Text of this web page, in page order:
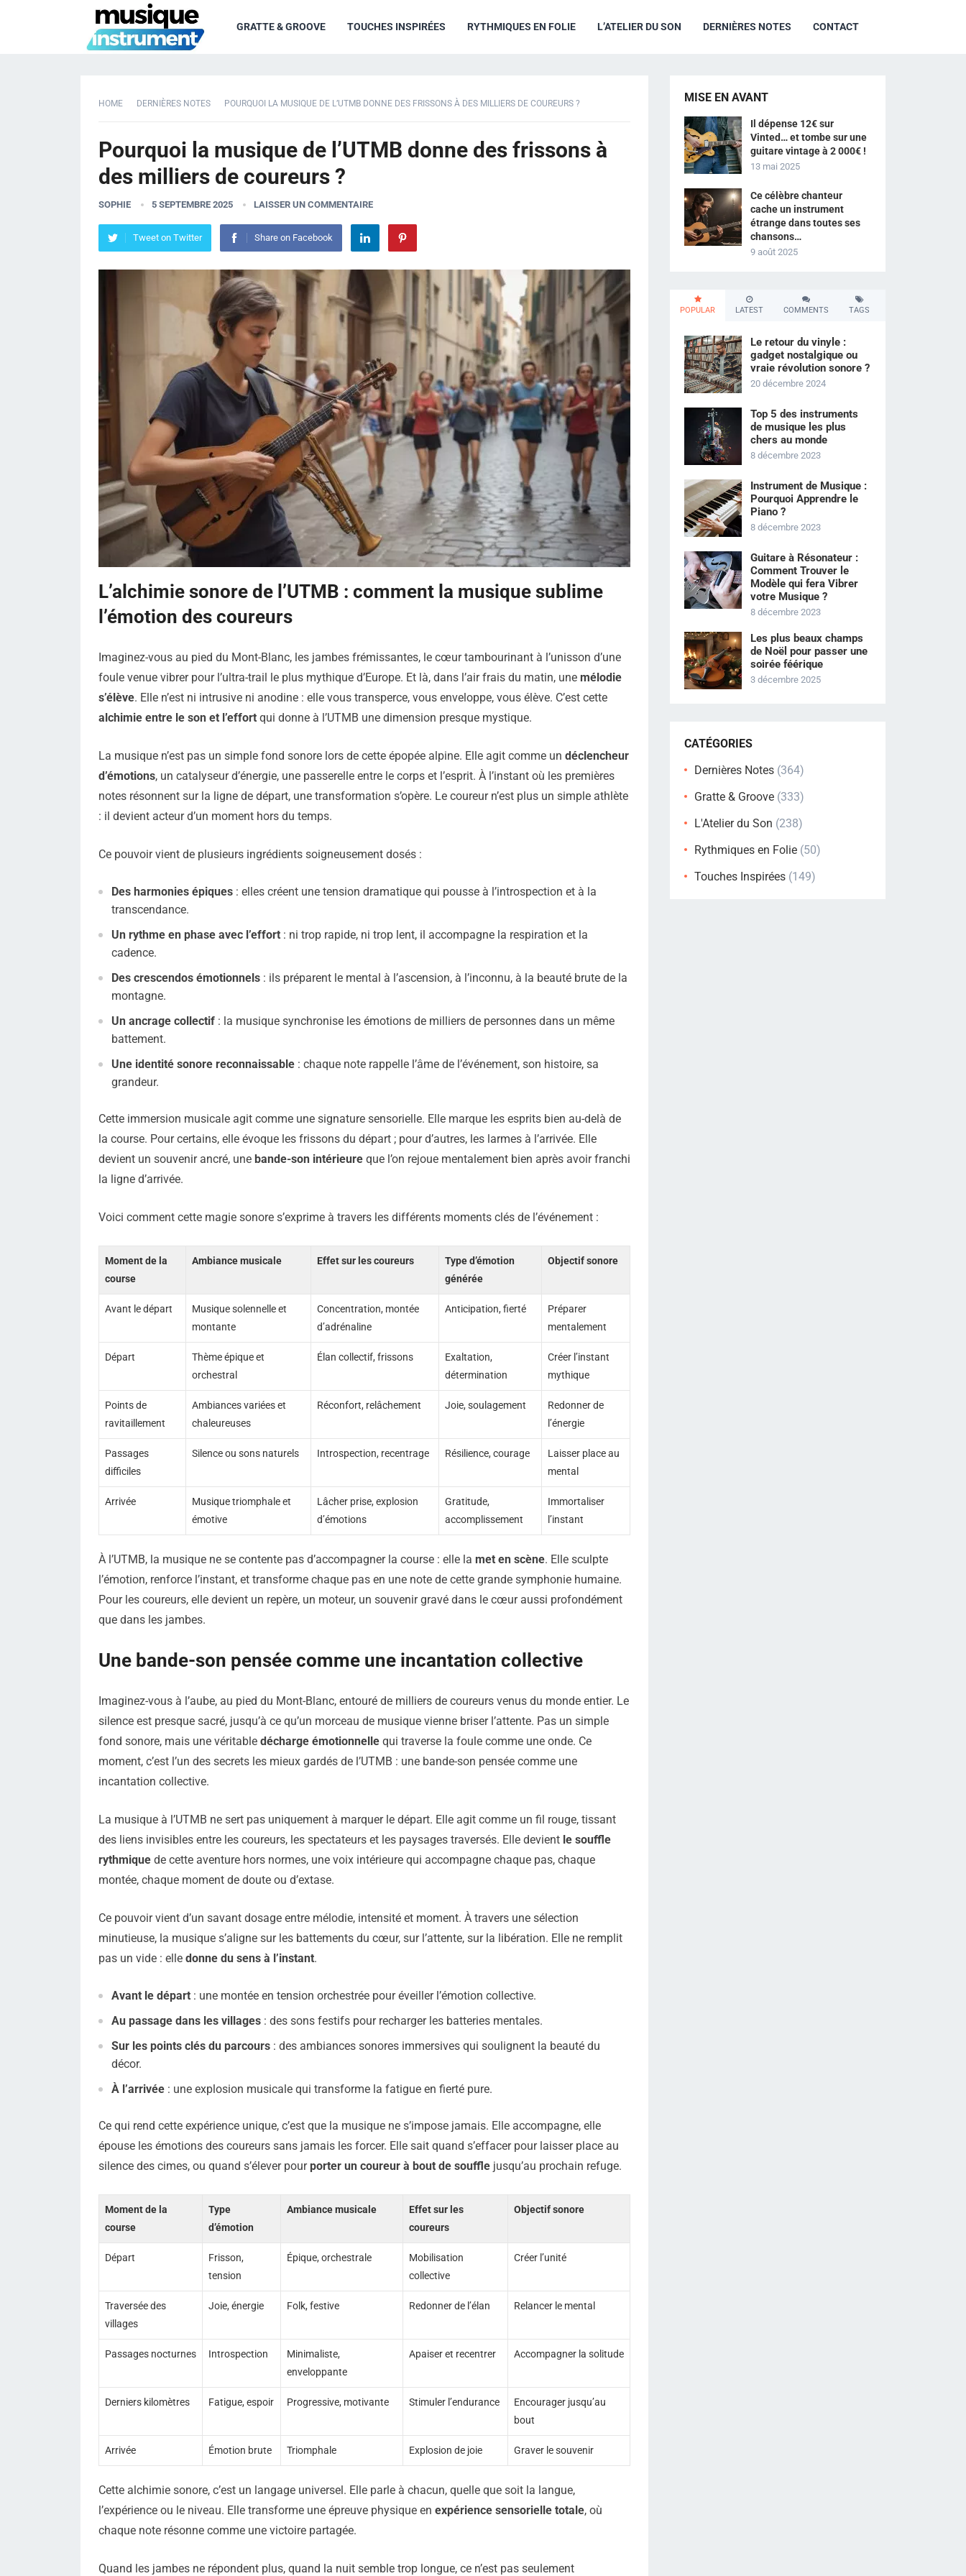
GRATTE & GROOVE TOUCHES INSPIRÉES RYTHMIQUES EN FOLIE L’ATELIER DU SON DERNIÈRES NOTES CONTACT
HOME DERNIÈRES NOTES POURQUOI LA MUSIQUE DE L’UTMB DONNE DES FRISSONS À DES MILLIERS DE COUREURS ?
Pourquoi la musique de l’UTMB donne des frissons à
des milliers de coureurs ?
SOPHIE 5 SEPTEMBRE 2025 LAISSER UN COMMENTAIRE
Tweet on Twitter Share on Facebook
L’alchimie sonore de l’UTMB : comment la musique sublime
l’émotion des coureurs
Imaginez-vous au pied du Mont-Blanc, les jambes frémissantes, le cœur tambourinant à l’unisson d’une
foule venue vibrer pour l’ultra-trail le plus mythique d’Europe. Et là, dans l’air frais du matin, une mélodie
s’élève. Elle n’est ni intrusive ni anodine : elle vous transperce, vous enveloppe, vous élève. C’est cette
alchimie entre le son et l’effort qui donne à l’UTMB une dimension presque mystique.
La musique n’est pas un simple fond sonore lors de cette épopée alpine. Elle agit comme un déclencheur
d’émotions, un catalyseur d’énergie, une passerelle entre le corps et l’esprit. À l’instant où les premières
notes résonnent sur la ligne de départ, une transformation s’opère. Le coureur n’est plus un simple athlète
: il devient acteur d’un moment hors du temps.
Ce pouvoir vient de plusieurs ingrédients soigneusement dosés :
Des harmonies épiques : elles créent une tension dramatique qui pousse à l’introspection et à la
transcendance.
Un rythme en phase avec l’effort : ni trop rapide, ni trop lent, il accompagne la respiration et la
cadence.
Des crescendos émotionnels : ils préparent le mental à l’ascension, à l’inconnu, à la beauté brute de la
montagne.
Un ancrage collectif : la musique synchronise les émotions de milliers de personnes dans un même
battement.
Une identité sonore reconnaissable : chaque note rappelle l’âme de l’événement, son histoire, sa
grandeur.
Cette immersion musicale agit comme une signature sensorielle. Elle marque les esprits bien au-delà de
la course. Pour certains, elle évoque les frissons du départ ; pour d’autres, les larmes à l’arrivée. Elle
devient un souvenir ancré, une bande-son intérieure que l’on rejoue mentalement bien après avoir franchi
la ligne d’arrivée.
Voici comment cette magie sonore s’exprime à travers les différents moments clés de l’événement :
Moment de la
course
Ambiance musicale Effet sur les coureurs
Type d’émotion
générée
Objectif sonore
Avant le départ
Musique solennelle et
montante
Concentration, montée
d’adrénaline
Anticipation, fierté
Préparer
mentalement
Départ
Thème épique et
orchestral
Élan collectif, frissons
Exaltation,
détermination
Créer l’instant
mythique
Points de
ravitaillement
Ambiances variées et
chaleureuses
Réconfort, relâchement Joie, soulagement
Redonner de
l’énergie
Passages
difficiles
Silence ou sons naturels Introspection, recentrage Résilience, courage
Laisser place au
mental
Arrivée
Musique triomphale et
émotive
Lâcher prise, explosion
d’émotions
Gratitude,
accomplissement
Immortaliser
l’instant
À l’UTMB, la musique ne se contente pas d’accompagner la course : elle la met en scène. Elle sculpte
l’émotion, renforce l’instant, et transforme chaque pas en une note de cette grande symphonie humaine.
Pour les coureurs, elle devient un repère, un moteur, un souvenir gravé dans le cœur aussi profondément
que dans les jambes.
Une bande-son pensée comme une incantation collective
Imaginez-vous à l’aube, au pied du Mont-Blanc, entouré de milliers de coureurs venus du monde entier. Le
silence est presque sacré, jusqu’à ce qu’un morceau de musique vienne briser l’attente. Pas un simple
fond sonore, mais une véritable décharge émotionnelle qui traverse la foule comme une onde. Ce
moment, c’est l’un des secrets les mieux gardés de l’UTMB : une bande-son pensée comme une
incantation collective.
La musique à l’UTMB ne sert pas uniquement à marquer le départ. Elle agit comme un fil rouge, tissant
des liens invisibles entre les coureurs, les spectateurs et les paysages traversés. Elle devient le souffle
rythmique de cette aventure hors normes, une voix intérieure qui accompagne chaque pas, chaque
montée, chaque moment de doute ou d’extase.
Ce pouvoir vient d’un savant dosage entre mélodie, intensité et moment. À travers une sélection
minutieuse, la musique s’aligne sur les battements du cœur, sur l’attente, sur la libération. Elle ne remplit
pas un vide : elle donne du sens à l’instant.
Avant le départ : une montée en tension orchestrée pour éveiller l’émotion collective.
Au passage dans les villages : des sons festifs pour recharger les batteries mentales.
Sur les points clés du parcours : des ambiances sonores immersives qui soulignent la beauté du
décor.
À l’arrivée : une explosion musicale qui transforme la fatigue en fierté pure.
Ce qui rend cette expérience unique, c’est que la musique ne s’impose jamais. Elle accompagne, elle
épouse les émotions des coureurs sans jamais les forcer. Elle sait quand s’effacer pour laisser place au
silence des cimes, ou quand s’élever pourporter un coureur à bout de souffle jusqu’au prochain refuge.
Moment de la
course
Type
d’émotion
Ambiance musicale
Effet sur les
coureurs
Objectif sonore
Départ
Frisson,
tension
Épique, orchestrale
Mobilisation
collective
Créer l’unité
Traversée des
villages
Joie, énergie Folk, festive Redonner de l’élan Relancer le mental
Passages nocturnes Introspection
Minimaliste,
enveloppante
Apaiser et recentrer Accompagner la solitude
Derniers kilomètres Fatigue, espoir Progressive, motivante Stimuler l’endurance
Encourager jusqu’au
bout
Arrivée Émotion brute Triomphale Explosion de joie Graver le souvenir
Cette alchimie sonore, c’est un langage universel. Elle parle à chacun, quelle que soit la langue,
l’expérience ou le niveau. Elle transforme une épreuve physique en expérience sensorielle totale, où
chaque note résonne comme une victoire partagée.
Quand les jambes ne répondent plus, quand la nuit semble trop longue, ce n’est pas seulement
MISE EN AVANT
Il dépense 12€ sur
Vinted… et tombe sur une
guitare vintage à 2 000€ !
13 mai 2025
Ce célèbre chanteur
cache un instrument
étrange dans toutes ses
chansons…
9 août 2025
POPULAR LATEST COMMENTS TAGS
Le retour du vinyle :
gadget nostalgique ou
vraie révolution sonore ?
20 décembre 2024
Top 5 des instruments
de musique les plus
chers au monde
8 décembre 2023
Instrument de Musique :
Pourquoi Apprendre le
Piano ?
8 décembre 2023
Guitare à Résonateur :
Comment Trouver le
Modèle qui fera Vibrer
votre Musique ?
8 décembre 2023
Les plus beaux champs
de Noël pour passer une
soirée féérique
3 décembre 2025
CATÉGORIES
Dernières Notes (364)
Gratte & Groove (333)
L'Atelier du Son (238)
Rythmiques en Folie (50)
Touches Inspirées (149)